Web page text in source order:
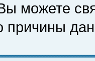
можете
причины